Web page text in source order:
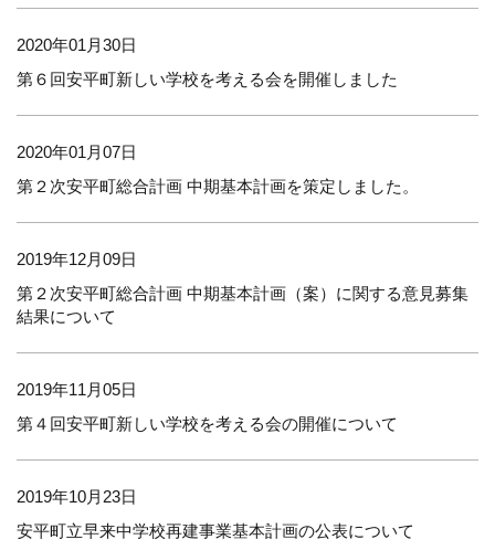
2020年01月30日
第６回安平町新しい学校を考える会を開催しました
2020年01月07日
第２次安平町総合計画 中期基本計画を策定しました。
2019年12月09日
第２次安平町総合計画 中期基本計画（案）に関する意見募集
結果について
2019年11月05日
第４回安平町新しい学校を考える会の開催について
2019年10月23日
安平町立早来中学校再建事業基本計画の公表について